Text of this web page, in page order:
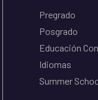
Pregrado
Posgrado
Educación
Idiomas
Summer